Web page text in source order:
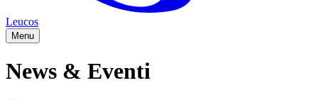
Leucos
Menu
News & Eventi